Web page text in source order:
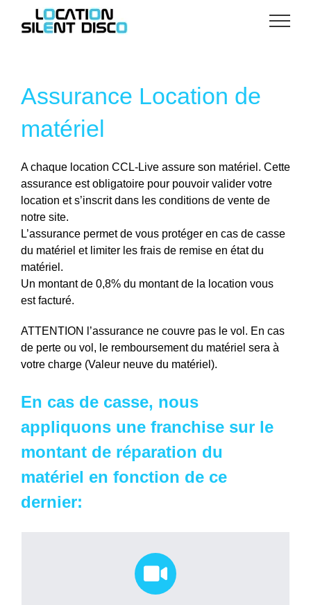
Assurance Location de
matériel
A chaque location CCL-Live assure son matériel. Cette
assurance est obligatoire pour pouvoir valider votre
location et s’inscrit dans les conditions de vente de
notre site.
L’assurance permet de vous protéger en cas de casse
du matériel et limiter les frais de remise en état du
matériel.
Un montant de 0,8% du montant de la location vous
est facturé.
ATTENTION l’assurance ne couvre pas le vol. En cas
de perte ou vol, le remboursement du matériel sera à
votre charge (Valeur neuve du matériel).
En cas de casse, nous
appliquons une franchise sur le
montant de réparation du
matériel en fonction de ce
dernier: